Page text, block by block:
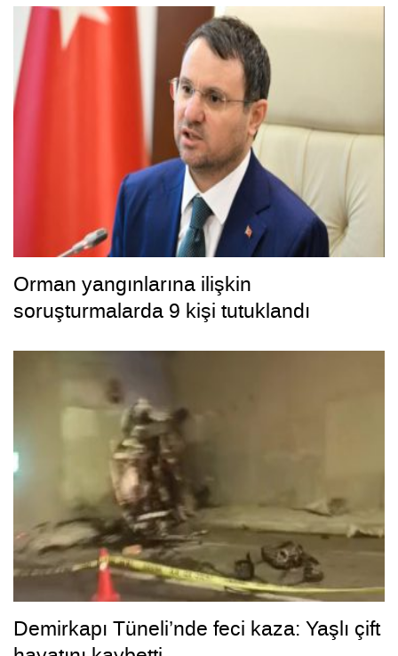
Orman yangınlarına ilişkin
soruşturmalarda 9 kişi tutuklandı
Demirkapı Tüneli’nde feci kaza: Yaşlı çift